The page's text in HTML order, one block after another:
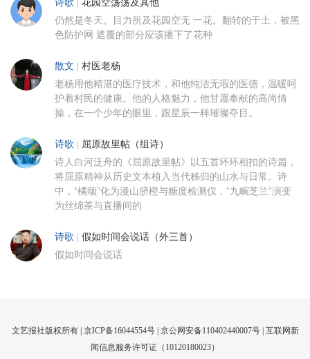
诗歌 | 花园空荡荡及其他
仍然是冬天。目力所及花园空无 一花。翻转的干土，被黑
色防护网 遮覆的部分应该播下了花种
散文 | 村医老杨
老杨用他精湛的医疗技术，和他纯洁无瑕的医德，温暖呵
护着村民的健康。他的人格魅力，他甘愿奉献的高尚情
操，在一个少年的眼里，跟星辰一样璀璨夺目。
诗歌 | 屈原故里帖（组诗）
诗人白河泛舟的《屈原故里帖》以五首环环相扣的诗篇，
将屈原精神从历史文本植入当代秭归的山水与日常。诗
中，“橘颂”化为漫山脐橙与糖度检测仪，“九畹芝兰”演变
为丝绵茶与直播间的
诗歌 | 假如时间会说话（外三首）
假如时间会说话
文艺报社版权所有 | 京ICP备16044554号| 京公网安备110402440007号 | 互联网新
闻信息服务许可证（10120180023）